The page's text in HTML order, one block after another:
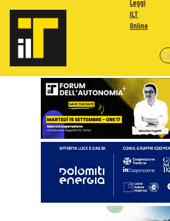
Leggi
ILT
Online